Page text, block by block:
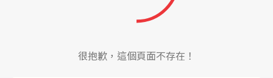
很抱歉，這個頁面不存在！